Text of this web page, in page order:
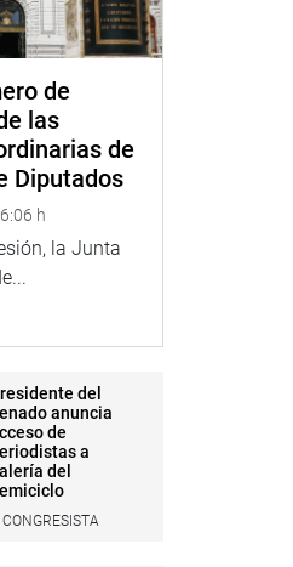
de
las
de
Diputados
h
la Junta
del
anuncia
de
a
del
CONGRESISTA